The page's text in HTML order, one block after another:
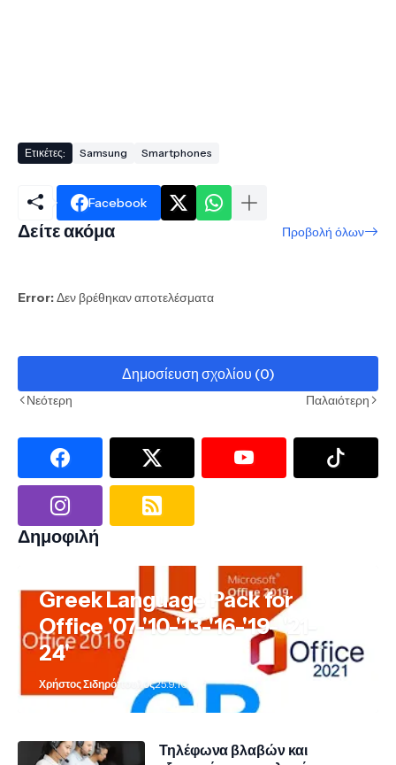
Ετικέτες: Samsung Smartphones
Facebook
Δείτε ακόμα Προβολή όλων
Error:Δεν βρέθηκαν αποτελέσματα
Δημοσίευση σχολίου (0)
Νεότερη Παλαιότερη
Δημοφιλή
Greek Language Pack for
Office '07-'10-'13-'16-'19- '21-
24'
Χρήστος Σιδηρόπουλος25.9.10
Τηλέφωνα βλαβών και